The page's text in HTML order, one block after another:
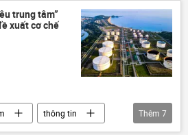
xung đột
sản phẩm
trung tâm”
xuất cơ chế
thông tin
Thêm 7